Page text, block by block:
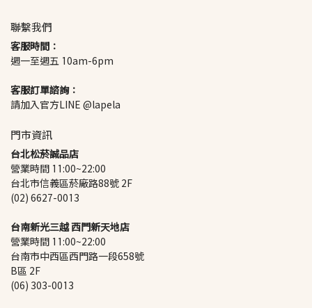
聯繫我們
客服時間：
週一至週五 10am-6pm
客服訂單諮詢：
請加入官方LINE @lapela
門市資訊
台北松菸誠品店
營業時間 11:00~22:00
台北市信義區菸廠路88號 2F
(02) 6627-0013
台南新光三越 西門新天地店
營業時間 11:00~22:00
台南市中西區西門路一段658號
B區 2F
(06) 303-0013